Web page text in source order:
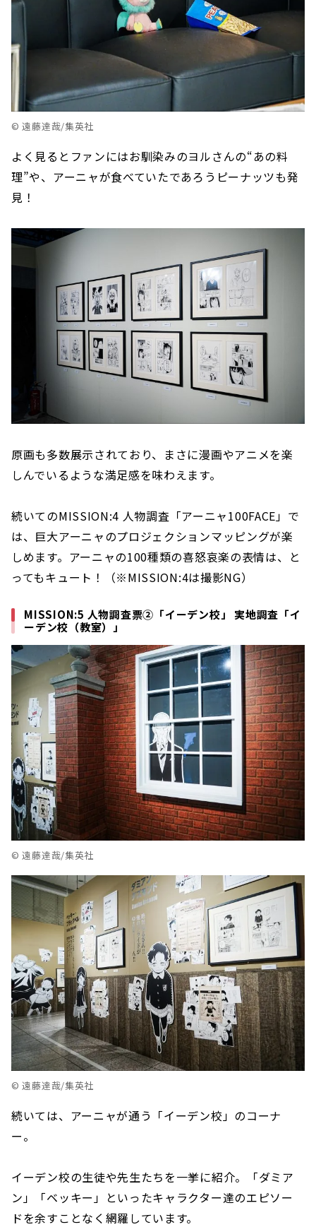
© 遠藤達哉/集英社
よく見るとファンにはお馴染みのヨルさんの“あの料
理”や、アーニャが食べていたであろうピーナッツも発
見！
原画も多数展示されており、まさに漫画やアニメを楽
しんでいるような満足感を味わえます。
続いてのMISSION:4 人物調査「アーニャ100FACE」で
は、巨大アーニャのプロジェクションマッピングが楽
しめます。アーニャの100種類の喜怒哀楽の表情は、と
ってもキュート！（※MISSION:4は撮影NG）
MISSION:5 人物調査票②「イーデン校」 実地調査「イ
ーデン校（教室）」
© 遠藤達哉/集英社
© 遠藤達哉/集英社
続いては、アーニャが通う「イーデン校」のコーナ
ー。
イーデン校の生徒や先生たちを一挙に紹介。「ダミア
ン」「ベッキー」といったキャラクター達のエピソー
ドを余すことなく網羅しています。